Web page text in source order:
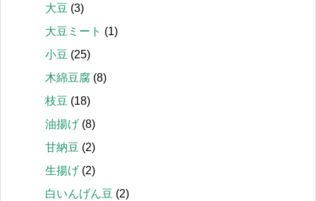
大豆 (3)
大豆ミート (1)
小豆 (25)
木綿豆腐 (8)
枝豆 (18)
油揚げ (8)
甘納豆 (2)
生揚げ (2)
白いんげん豆 (2)